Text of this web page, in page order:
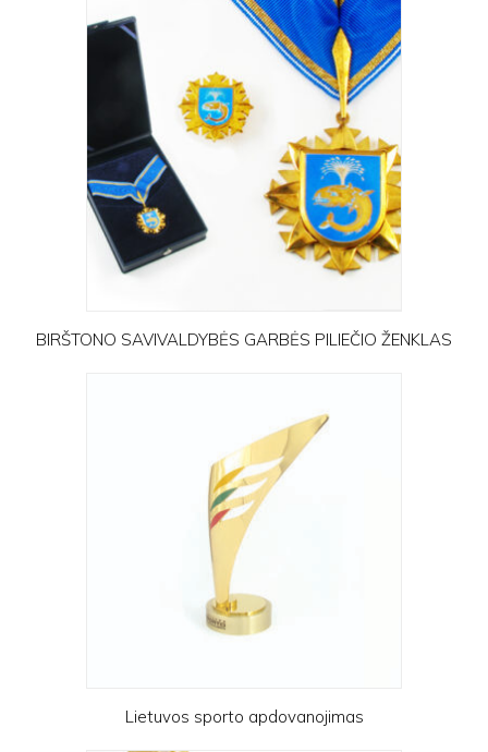
BIRŠTONO SAVIVALDYBĖS GARBĖS PILIEČIO ŽENKLAS
Lietuvos sporto apdovanojimas